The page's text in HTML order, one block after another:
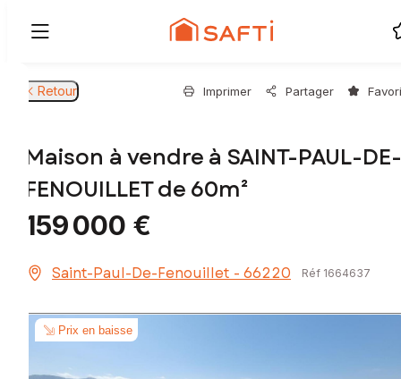
Retour Imprimer Partager
Maison à vendre à SAINT-PAUL-DE-
FENOUILLET de 60m²
159 000 €
Saint-Paul-De-Fenouillet - 66220 Réf 1664637
Prix en baisse